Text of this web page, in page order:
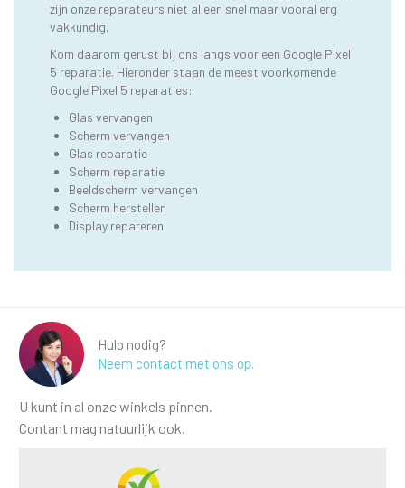
zijn onze reparateurs niet alleen snel maar vooral erg
vakkundig.
Kom daarom gerust bij ons langs voor een Google Pixel
5 reparatie. Hieronder staan de meest voorkomende
Google Pixel 5 reparaties:
Glas vervangen
Scherm vervangen
Glas reparatie
Scherm reparatie
Beeldscherm vervangen
Scherm herstellen
Display repareren
Hulp nodig?
Neem contact met ons op.
U kunt in al onze winkels pinnen.
Contant mag natuurlijk ook.